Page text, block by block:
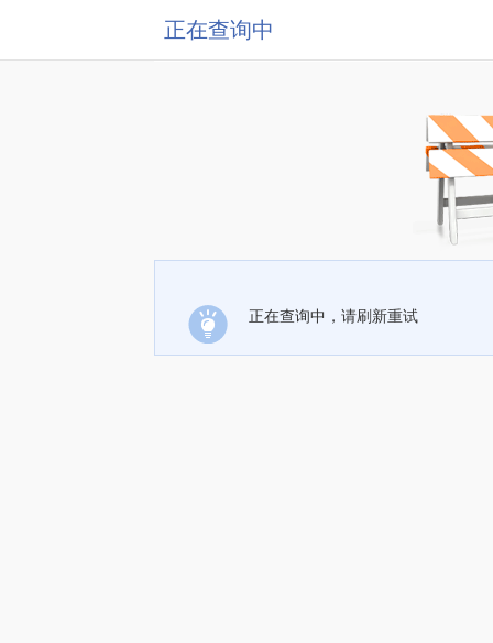
正在查询中
正在查询中，请刷新重试